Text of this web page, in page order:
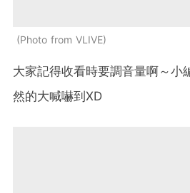
Photo from VLIVE
大家記得收看時要調音量啊～小
然的大喊嚇到XD